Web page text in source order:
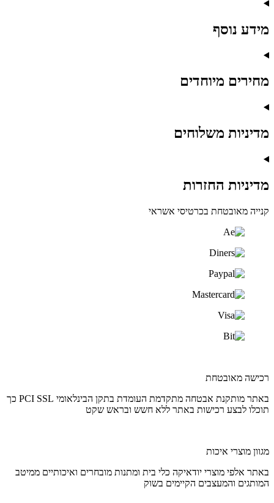
מידע נוסף
מחירים מיוחדים
מדיניות משלוחים
מדיניות החזרות
קנייה מאובטחת בכרטיסי אשראי
רכישה מאובטחת
באתר מותקנת אבטחה מתקדמת העומדת בתקן הבינלאומי PCI SSL כך
תוכלו לבצע רכישות באתר ללא חשש ובראש שקט
מגוון מוצרי איכות
באתר אלפי מוצרי יודאיקה כלי בית ומתנות מובחרים ואיכותיים ממיטב
המותגים והמעצבים הקיימים בשוק